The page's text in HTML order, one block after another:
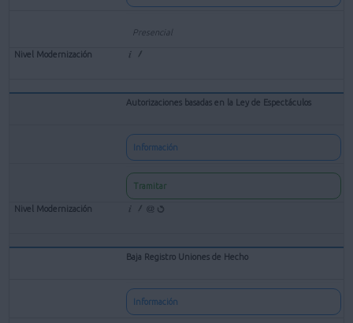
Presencial
Autorizaciones basadas en la Ley de Espectáculos
Información
Tramitar
Baja Registro Uniones de Hecho
Información